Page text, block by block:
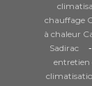
chauffage
à chaleur
Sadirac
-
entretien